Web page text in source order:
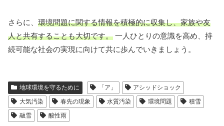
さらに、 環境問題に関する情報を積極的に収集し、家族や友
人と共有することも大切です。 一人ひとりの意識を高め、持
続可能な社会の実現に向けて共に歩んでいきましょう。
地球環境を守るために 「ア」
アシッドショック
大気汚染
春先の現象 水質汚染 環境問題
積雪
融雪
酸性雨